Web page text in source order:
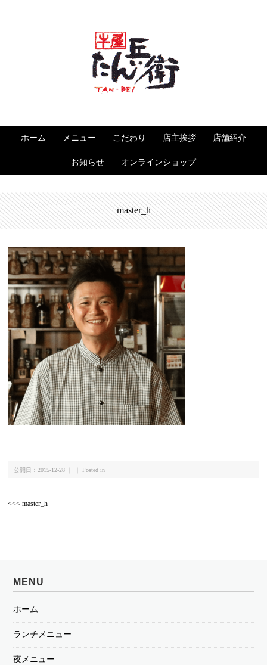
ホーム メニュー こだわり 店主挨拶 店舗紹介
お知らせ オンラインショップ
master_h
公開日：2015-12-28 ｜ ｜ Posted in
<<< master_h
MENU
ホーム
ランチメニュー
夜メニュー